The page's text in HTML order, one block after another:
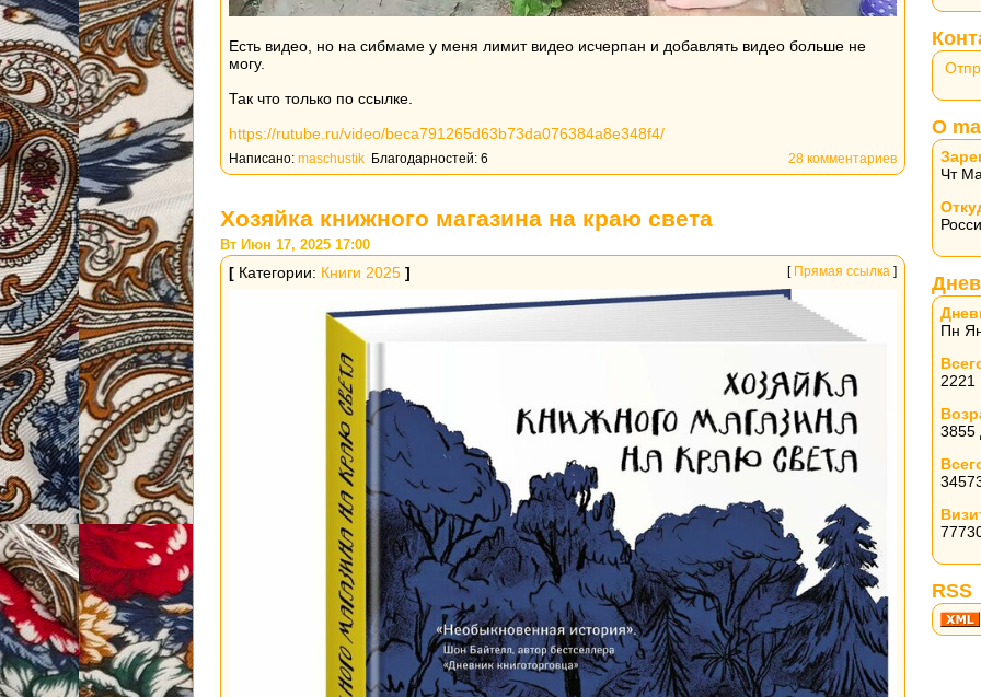
Есть видео, но на сибмаме у меня лимит видео исчерпан и добавлять видео больше не
могу.
Так что только по ссылке.
https://rutube.ru/video/beca791265d63b73da076384a8e348f4/
Написано: maschustik Благодарностей: 6 28 комментариев
Хозяйка книжного магазина на краю света
Вт Июн 17, 2025 17:00
[ Прямая ссылка ]
[ Категории: Книги 2025 ]
О
Чт
Пн
2221
3855
RSS